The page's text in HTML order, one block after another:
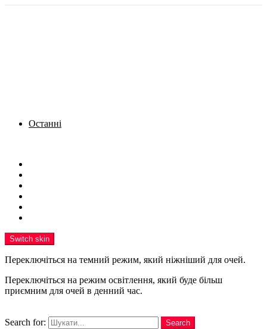
Останні
Switch skin
Переключіться на темний режим, який ніжніший для очей.
Переключіться на режим освітлення, який буде більш
приємним для очей в денний час.
Search for:
Search